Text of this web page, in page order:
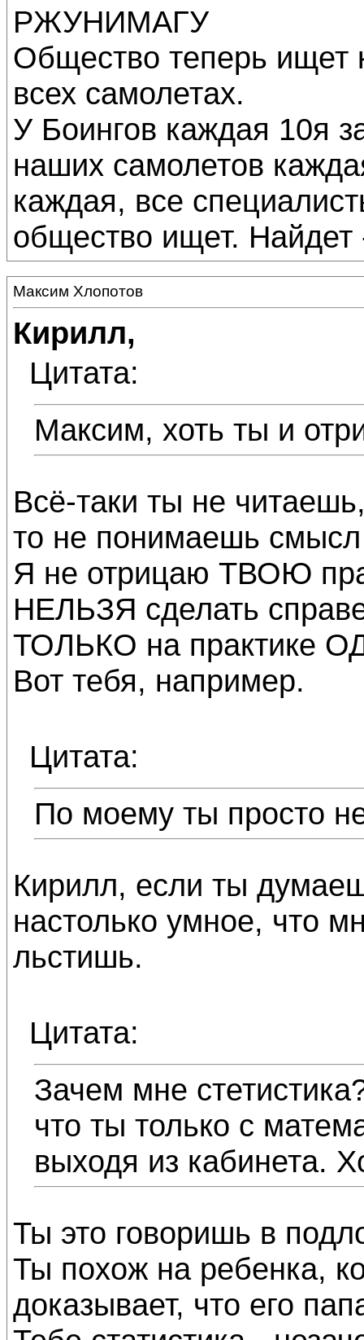
РЖУНИМАГУ
Общество теперь ищет
всех самолетах.
У Боингов каждая 10я
наших самолетов
каждая, все
общество ищет. Найдет
Максим Хлопотов
Кирилл,
Цитата:
Максим, хоть ты и
Всё-таки ты не
то не понимаешь смысл
Я не отрицаю ТВОЮ
НЕЛЬЗЯ сделать
ТОЛЬКО на практике
Вот тебя, например.
Цитата:
По моему ты просто
Кирилл, если ты
настолько умное, что
льстишь.
Цитата:
Зачем мне
что ты только с
выходя из кабинета.
Ты это говоришь в
Ты похож на ребенка,
доказывает, что его